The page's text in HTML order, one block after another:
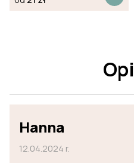
Hanna
12.04.2024 r.